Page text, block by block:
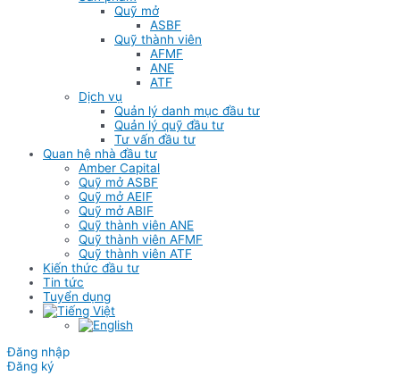
Quỹ mở
ASBF
Quỹ thành viên
AFMF
ANE
ATF
Dịch vụ
Quản lý danh mục đầu tư
Quản lý quỹ đầu tư
Tư vấn đầu tư
Quan hệ nhà đầu tư
Amber Capital
Quỹ mở ASBF
Quỹ mở AEIF
Quỹ mở ABIF
Quỹ thành viên ANE
Quỹ thành viên AFMF
Quỹ thành viên ATF
Kiến thức đầu tư
Tin tức
Tuyển dụng
Đăng nhập
Đăng ký